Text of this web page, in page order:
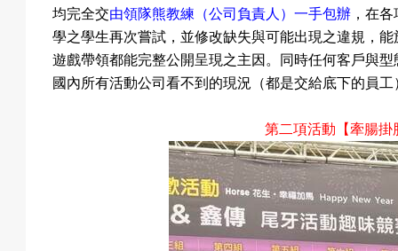
均完全交由領隊熊教練（公司負責人）一手包辦 ，在
學之學生再次嘗試，並修改缺失與可能出現之違規，
遊戲帶領都能完整公開呈現之主因。同時任何客戶與
國內所有活動公司看不到的現況（都是交給底下的員工
第二項活動 【牽腸